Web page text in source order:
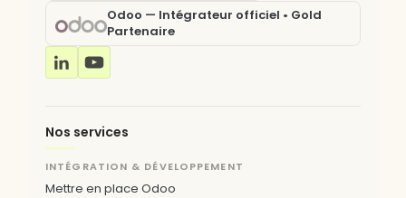
Odoo — Intégrateur officiel • Gold
Partenaire
Nos services
INTÉGRATION & DÉVELOPPEMENT
Mettre en place Odoo